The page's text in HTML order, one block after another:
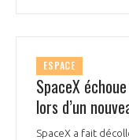
LA MÉDIATION AU-
CHIFFRES CLÉS
LES ENJEUX
ESPACE
SpaceX
lors d’un
SpaceX a fait